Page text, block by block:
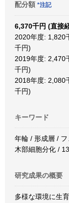
配分額 *注記
6,370千円 (直接
2020年度: 1,820
千円)
2019年度: 2,470
千円)
2018年度: 2,080
千円)
キーワード
年輪 / 形成層 /
木部細胞分化 /
研究成果の概要
多様な環境に生